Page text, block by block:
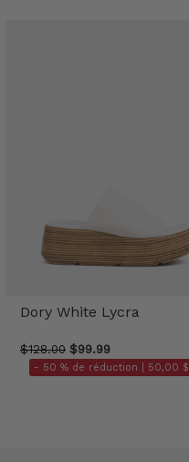
Dory White Lycra
$128.00 $99.99
- 50 % de réduction | 50,00 $